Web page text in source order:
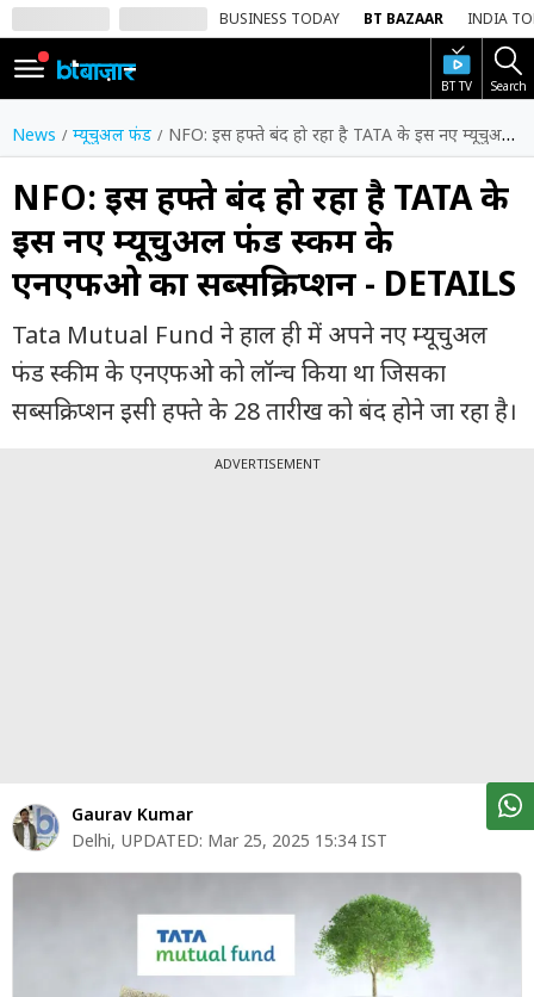
BUSINESS TODAY BT BAZAAR INDIA
BT TV Search
SIGN
IN
Dark
Mode
होम
शेयर
वीडियो
ट्रेंडिंग
बिजनेस
News म्यूचुअल फंड NFO: इस हफ्ते बंद हो रहा है TATA के इस नए म्यूचुअल फंड स्कीम के एनएफओ का सब्सक्रिप्शन - DETAILS
NFO: इस हफ्ते बंद हो रहा है TATA के
इस नए म्यूचुअल फंड स्कीम के
एनएफओ का सब्सक्रिप्शन - DETAILS
Tata Mutual Fund ने हाल ही में अपने नए म्यूचुअल
फंड स्कीम के एनएफओ को लॉन्च किया था जिसका
सब्सक्रिप्शन इसी हफ्ते के 28 तारीख को बंद होने जा रहा है।
ADVERTISEMENT
Gaurav Kumar
Delhi, UPDATED: Mar 25, 2025 15:34 IST